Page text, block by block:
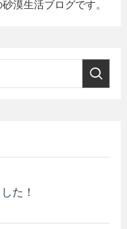
漠生活ブログです。
た！